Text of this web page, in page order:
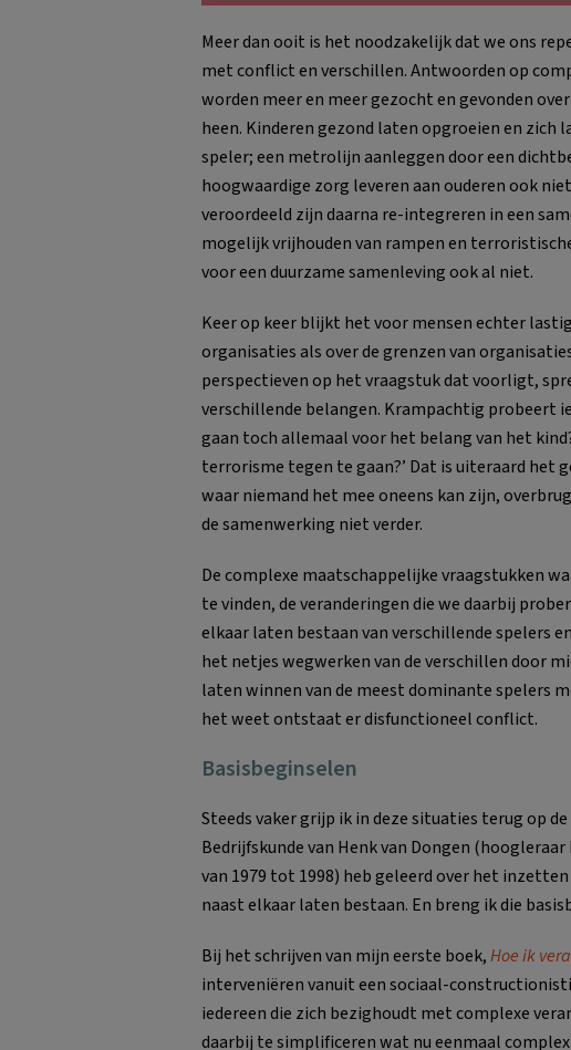
Meer dan ooit is het noodzakelijk dat we ons
met conflict en verschillen. Antwoorden op
worden meer en meer gezocht en gevonden
heen. Kinderen gezond laten opgroeien en zich
speler; een metrolijn aanleggen door een
hoogwaardige zorg leveren aan ouderen ook
veroordeeld zijn daarna re-integreren in een
mogelijk vrijhouden van rampen en
voor een duurzame samenleving ook al niet.
Keer op keer blijkt het voor mensen echter
organisaties als over de grenzen van
perspectieven op het vraagstuk dat voorligt,
verschillende belangen. Krampachtig probeert
gaan toch allemaal voor het belang van het
terrorisme tegen te gaan?’ Dat is uiteraard het
waar niemand het mee oneens kan zijn,
de samenwerking niet verder.
De complexe maatschappelijke vraagstukken
te vinden, de veranderingen die we daarbij
elkaar laten bestaan van verschillende spelers
het netjes wegwerken van de verschillen door
laten winnen van de meest dominante spelers
het weet ontstaat er disfunctioneel conflict.
Basisbeginselen
Steeds vaker grijp ik in deze situaties terug op
Bedrijfskunde van Henk van Dongen
van 1979 tot 1998) heb geleerd over het
naast elkaar laten bestaan. En breng ik die
Bij het schrijven van mijn eerste boek,Hoe ik
interveniëren vanuit een sociaal-
iedereen die zich bezighoudt met complexe
daarbij te simplificeren wat nu eenmaal